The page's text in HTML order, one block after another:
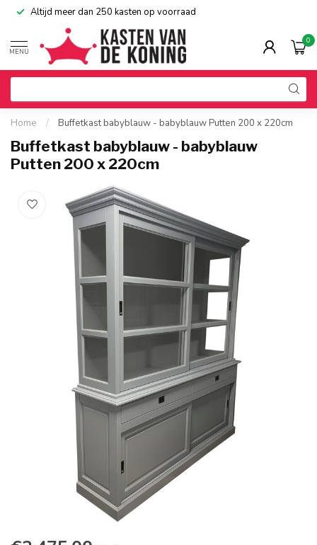
Altijd meer dan 250 kasten op voorraad
MENU
0
Home / Buffetkast babyblauw - babyblauw Putten 200 x 220cm
Buffetkast babyblauw - babyblauw
Putten 200 x 220cm